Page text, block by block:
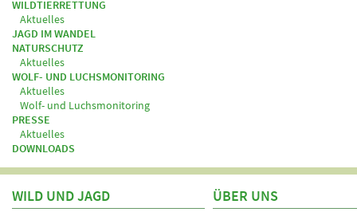
WILDTIERRETTUNG
Aktuelles
JAGD IM WANDEL
NATURSCHUTZ
Aktuelles
WOLF- UND LUCHSMONITORING
Aktuelles
Wolf- und Luchsmonitoring
PRESSE
Aktuelles
DOWNLOADS
WILD UND JAGD ÜBER UNS